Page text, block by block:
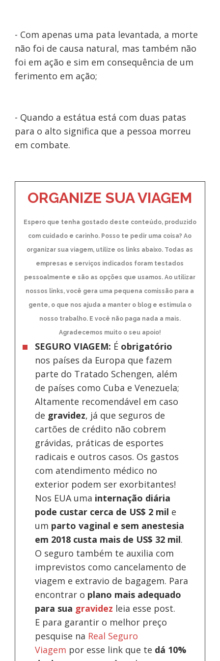
- Com apenas uma pata levantada, a morte
não foi de causa natural, mas também não
foi em ação e sim em consequência de um
ferimento em ação;
- Quando a estátua está com duas patas
para o alto significa que a pessoa morreu
em combate.
ORGANIZE SUA VIAGEM
Espero que tenha gostado deste conteúdo, produzido
com cuidado e carinho. Posso te pedir uma coisa? Ao
organizar sua viagem, utilize os links abaixo. Todas as
empresas e serviços indicados foram testados
pessoalmente e são as opções que usamos. Ao utilizar
nossos links, você gera uma pequena comissão para a
gente, o que nos ajuda a manter o blog e estimula o
nosso trabalho. E você não paga nada a mais.
Agradecemos muito o seu apoio!
SEGURO VIAGEM: É obrigatório
nos países da Europa que fazem
parte do Tratado Schengen, além
de países como Cuba e Venezuela;
Altamente recomendável em caso
de gravidez, já que seguros de
cartões de crédito não cobrem
grávidas, práticas de esportes
radicais e outros casos. Os gastos
com atendimento médico no
exterior podem ser exorbitantes!
Nos EUA uma internação diária
pode custar cerca de US$ 2 mil e
um parto vaginal e sem anestesia
em 2018 custa mais de US$ 32 mil.
O seguro também te auxilia com
imprevistos como cancelamento de
viagem e extravio de bagagem. Para
encontrar o plano mais adequado
para sua gravidez leia esse post.
E para garantir o melhor preço
pesquise na Real Seguro
Viagem por esse link que te dá 10%